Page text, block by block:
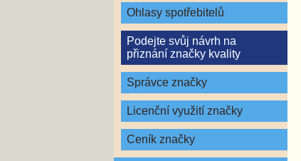
Ohlasy spotřebitelů
Podejte svůj návrh na
přiznání značky kvality
Správce značky
Licenční využití značky
Ceník značky